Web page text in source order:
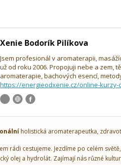
Xenie Bodorík Pilíkova
Jsem profesionál v aromaterapii,
už od roku 2006. Propojuji nebe a zem,
aromaterapie, bachových esencí,
https://energieodxenie.cz/online-kurzy-
holistická aromaterapeutka,
rádi cestujeme. Jezdíme po celém
olej a hydrolát. Zajímají nás různé